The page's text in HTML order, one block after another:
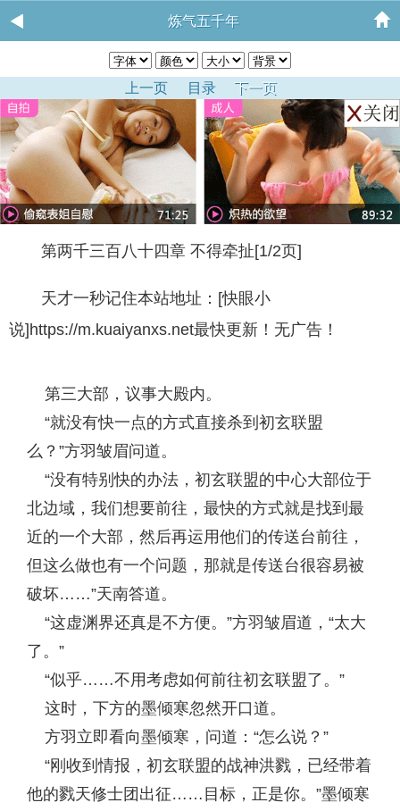
炼气五千年
上一页 目录 下一页
第两千三百八十四章 不得牵扯[1/2页]
天才一秒记住本站地址：[快眼小
说]https://m.kuaiyanxs.net最快更新！无广告！
第三大部，议事大殿内。
“就没有快一点的方式直接杀到初玄联盟
么？”方羽皱眉问道。
“没有特别快的办法，初玄联盟的中心大部位于
北边域，我们想要前往，最快的方式就是找到最
近的一个大部，然后再运用他们的传送台前往，
但这么做也有一个问题，那就是传送台很容易被
破坏……”天南答道。
“这虚渊界还真是不方便。”方羽皱眉道，“太大
了。”
“似乎……不用考虑如何前往初玄联盟了。”
这时，下方的墨倾寒忽然开口道。
方羽立即看向墨倾寒，问道：“怎么说？”
“刚收到情报，初玄联盟的战神洪戮，已经带着
他的戮天修士团出征……目标，正是你。”墨倾寒